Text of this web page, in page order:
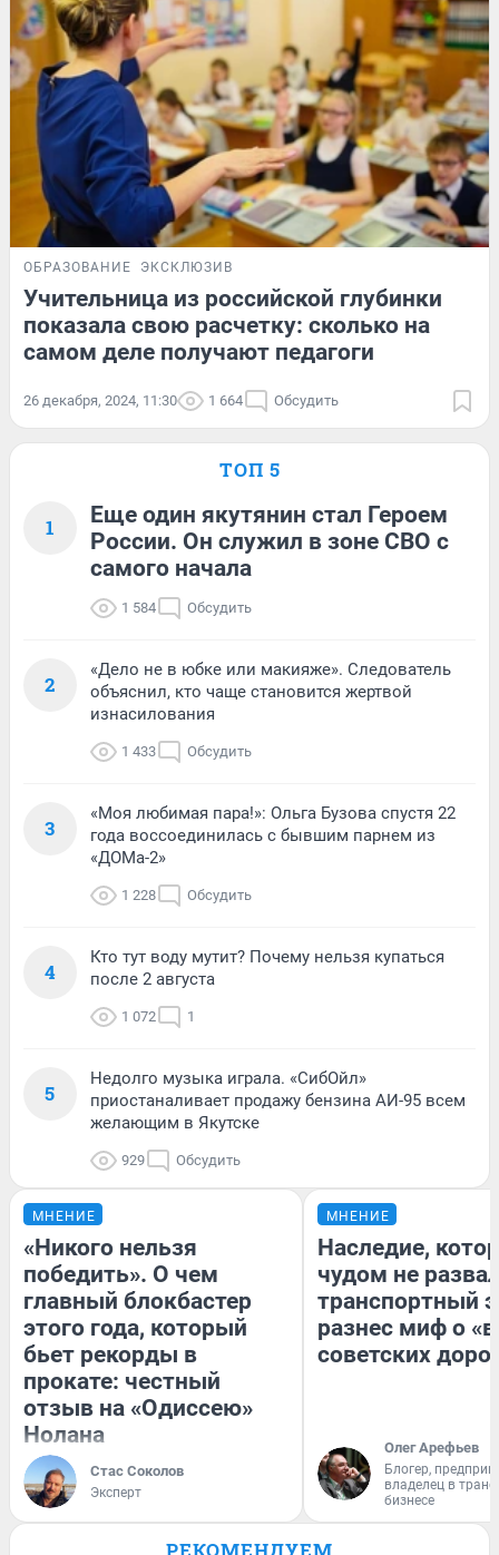
ОБРАЗОВАНИЕ ЭКСКЛЮЗИВ
Учительница из российской глубинки
показала свою расчетку: сколько на
самом деле получают педагоги
26 декабря, 2024, 11:30 1 664 Обсудить
ТОП 5
1
Еще один якутянин стал Героем
России. Он служил в зоне СВО с
самого начала
1 584 Обсудить
2
«Дело не в юбке или макияже». Следователь
объяснил, кто чаще становится жертвой
изнасилования
1 433 Обсудить
3
«Моя любимая пара!»: Ольга Бузова спустя 22
года воссоединилась с бывшим парнем из
«ДОМа-2»
1 228 Обсудить
4
Кто тут воду мутит? Почему нельзя купаться
после 2 августа
1 072 1
5
Недолго музыка играла. «СибОйл»
приостаналивает продажу бензина АИ-95 всем
желающим в Якутске
929 Обсудить
МНЕНИЕ
«Никого нельзя
победить». О чем
главный блокбастер
этого года, который
бьет рекорды в
прокате: честный
отзыв на «Одиссею»
Нолана
Стас Соколов
Эксперт
МНЕНИЕ
Наследие,
чудом не
транспортный
разнес миф о
советских
Олег Арефьев
Блогер,
владелец в
бизнесе
РЕКОМЕНДУЕМ